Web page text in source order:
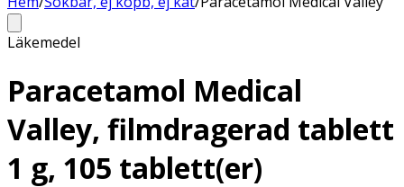
Läkemedel
Paracetamol Medical
Valley, filmdragerad tablett
1 g, 105 tablett(er)